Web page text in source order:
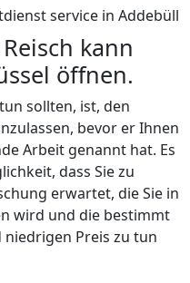
kann
öffnen.
sollten, ist, den
bevor er Ihnen
Arbeit genannt hat. Es
dass Sie zu
erwartet, die Sie in
wird und die bestimmt
Preis zu tun